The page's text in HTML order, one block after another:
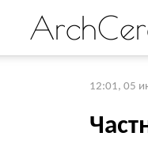
12:01, 05